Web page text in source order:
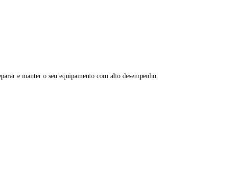
e manter o seu equipamento com alto desempenho.